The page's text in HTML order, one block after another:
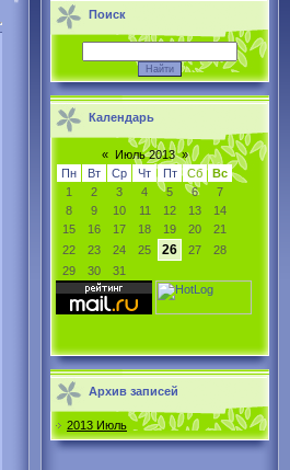
Поиск
Календарь
« Июль 2013 »
Пн
Вт Ср Чт Пт Сб
Вс
1
2 3 4 5 6
7
8
9 10 11 12 13
14
15
16 17 18 19 20
21
22
23 24 25 26 27
28
29
30 31
Архив записей
2013 Июль